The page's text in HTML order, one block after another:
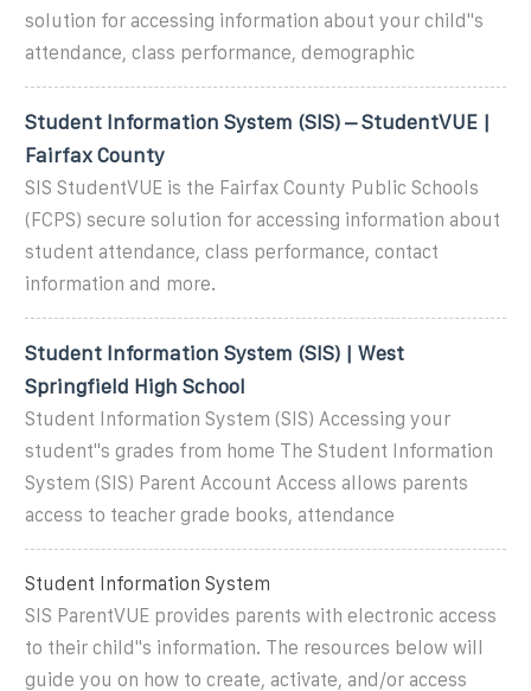
solution for accessing information about your child''s
attendance, class performance, demographic
Student Information System (SIS) – StudentVUE |
Fairfax County
SIS StudentVUE is the Fairfax County Public Schools
(FCPS) secure solution for accessing information about
student attendance, class performance, contact
information and more.
Student Information System (SIS) | West
Springfield High School
Student Information System (SIS) Accessing your
student''s grades from home The Student Information
System (SIS) Parent Account Access allows parents
access to teacher grade books, attendance
Student Information System
SIS ParentVUE provides parents with electronic access
to their child''s information. The resources below will
guide you on how to create, activate, and/or access